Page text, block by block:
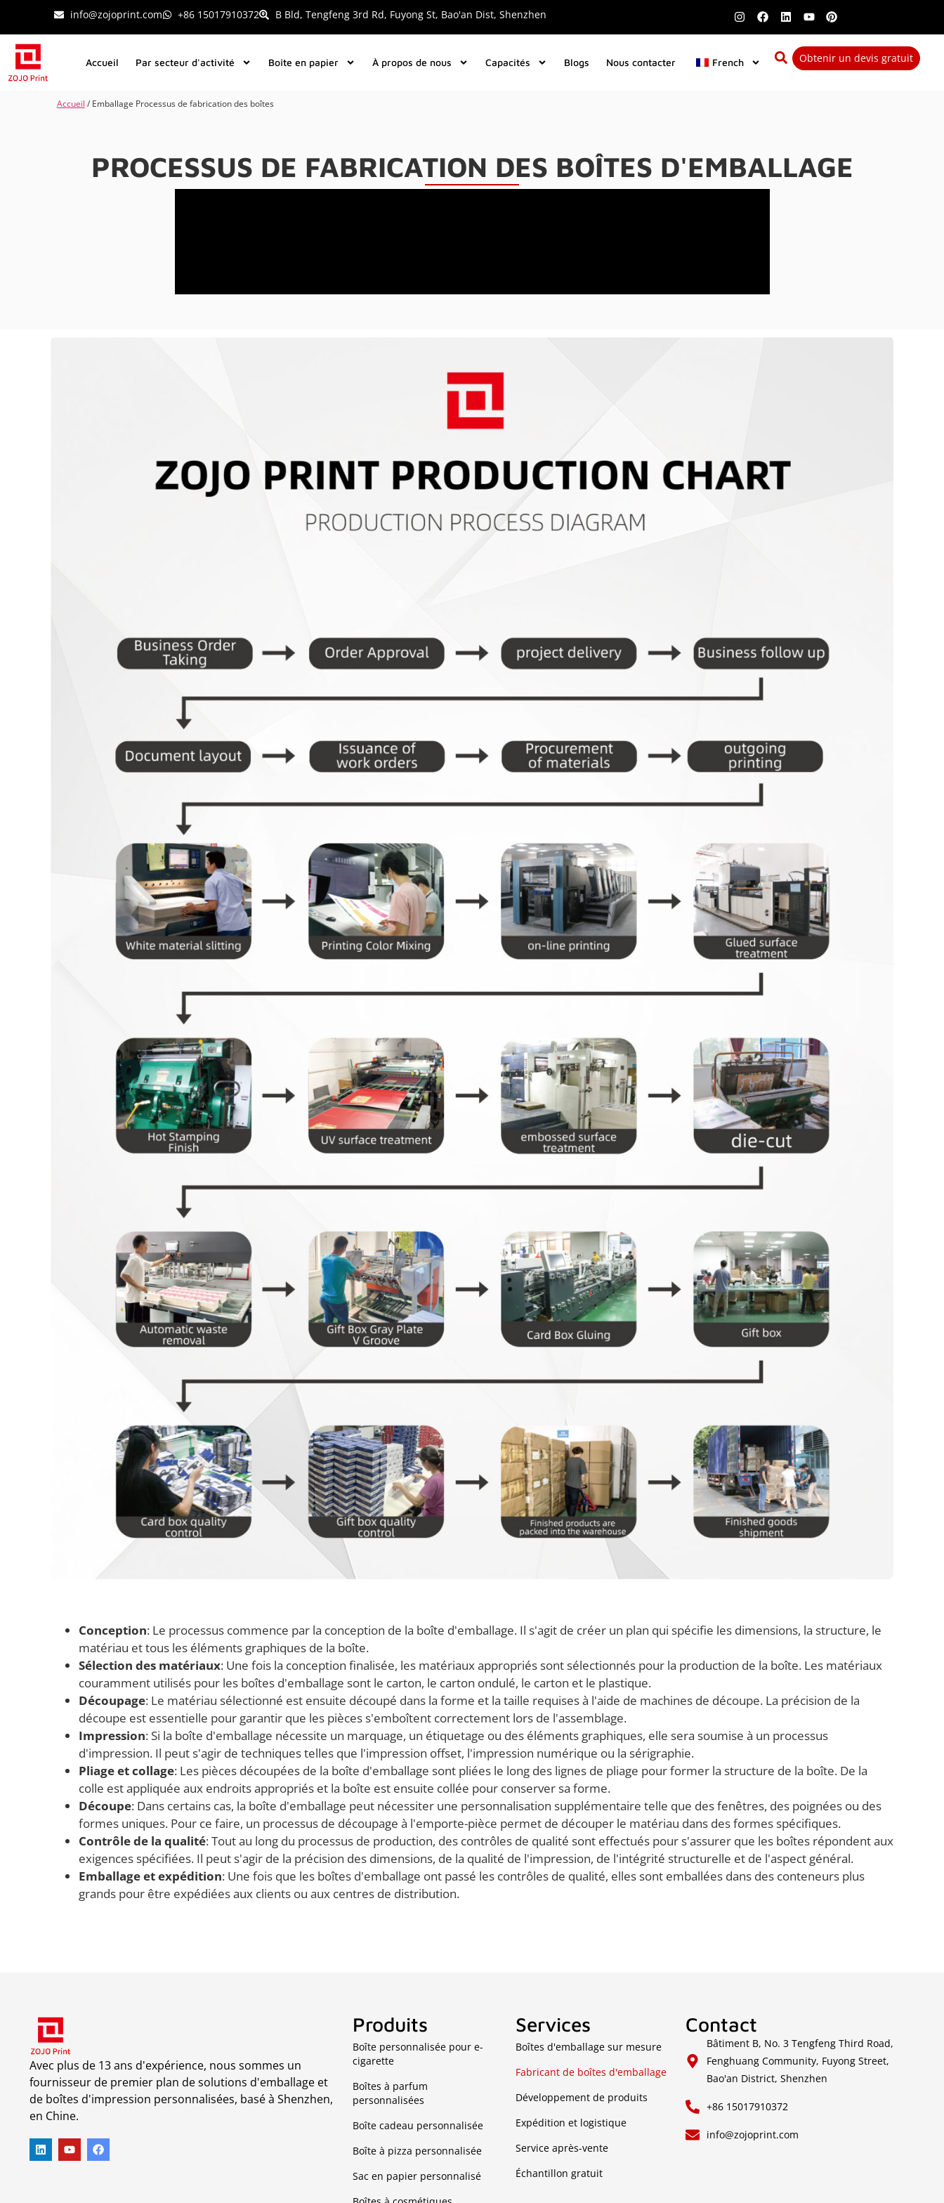
info@zojoprint.com +86 15017910372 B Bld, Tengfeng 3rd Rd, Fuyong St, Bao'an Dist, Shenzhen
Accueil Par secteur d'activité Boîte en papier À propos de nous Capacités Blogs Nous contacter French Obtenir un devis gratuit
Accueil / Emballage Processus de fabrication des boîtes
PROCESSUS DE FABRICATION DES BOÎTES D'EMBALLAGE
Conception: Le processus commence par la conception de la boîte d'emballage. Il s'agit de créer un plan qui spécifie les dimensions, la structure, le
matériau et tous les éléments graphiques de la boîte.
Sélection des matériaux: Une fois la conception finalisée, les matériaux appropriés sont sélectionnés pour la production de la boîte. Les matériaux
couramment utilisés pour les boîtes d'emballage sont le carton, le carton ondulé, le carton et le plastique.
Découpage: Le matériau sélectionné est ensuite découpé dans la forme et la taille requises à l'aide de machines de découpe. La précision de la
découpe est essentielle pour garantir que les pièces s'emboîtent correctement lors de l'assemblage.
Impression: Si la boîte d'emballage nécessite un marquage, un étiquetage ou des éléments graphiques, elle sera soumise à un processus
d'impression. Il peut s'agir de techniques telles que l'impression offset, l'impression numérique ou la sérigraphie.
Pliage et collage: Les pièces découpées de la boîte d'emballage sont pliées le long des lignes de pliage pour former la structure de la boîte. De la
colle est appliquée aux endroits appropriés et la boîte est ensuite collée pour conserver sa forme.
Découpe: Dans certains cas, la boîte d'emballage peut nécessiter une personnalisation supplémentaire telle que des fenêtres, des poignées ou des
formes uniques. Pour ce faire, un processus de découpage à l'emporte-pièce permet de découper le matériau dans des formes spécifiques.
Contrôle de la qualité: Tout au long du processus de production, des contrôles de qualité sont effectués pour s'assurer que les boîtes répondent aux
exigences spécifiées. Il peut s'agir de la précision des dimensions, de la qualité de l'impression, de l'intégrité structurelle et de l'aspect général.
Emballage et expédition: Une fois que les boîtes d'emballage ont passé les contrôles de qualité, elles sont emballées dans des conteneurs plus
grands pour être expédiées aux clients ou aux centres de distribution.
Avec plus de 13 ans d'expérience, nous sommes un
fournisseur de premier plan de solutions d'emballage et
de boîtes d'impression personnalisées, basé à Shenzhen,
en Chine.
Produits
Boîte personnalisée pour e-
cigarette
Boîtes à parfum
personnalisées
Boîte cadeau personnalisée
Boîte à pizza personnalisée
Sac en papier personnalisé
Services
Boîtes d'emballage sur mesure
Fabricant de boîtes d'emballage
Développement de produits
Expédition et logistique
Service après-vente
Échantillon gratuit
Contact
Bâtiment B, No. 3 Tengfeng Third Road,
Fenghuang Community, Fuyong Street,
Bao'an District, Shenzhen
+86 15017910372
info@zojoprint.com